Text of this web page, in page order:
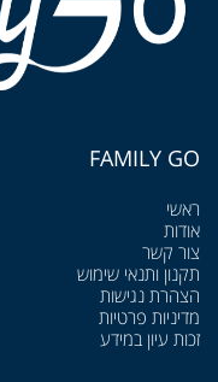
FAMILY GO
ראשי
אודות
צור קשר
תקנון ותנאי שימוש
הצהרת נגישות
מדיניות פרטיות
זכות עיון במידע